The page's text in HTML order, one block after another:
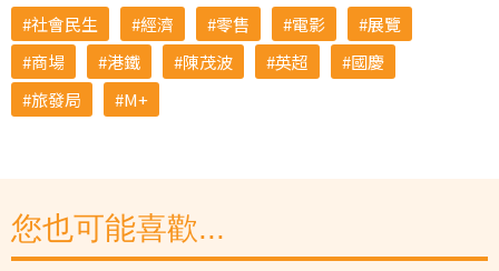
社會民生 經濟 零售 電影
展覽
商場
港鐵 陳茂波 英超
國慶
旅發局
M+
您也可能喜歡...